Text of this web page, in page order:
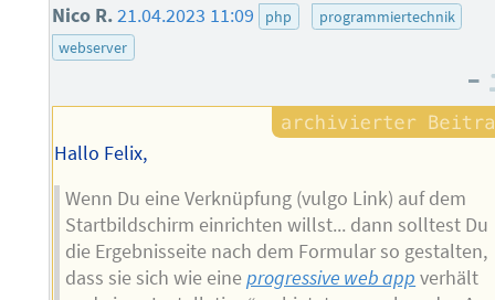
Nico R.21.04.2023 11:09 php
programmiertechnik
webserver
–
Hallo Felix,
Wenn Du eine Verknüpfung (vulgo Link) auf dem
Startbildschirm einrichten willst... dann solltest Du
die Ergebnisseite nach dem Formular so gestalten,
dass sie sich wie eineprogressive web app verhält